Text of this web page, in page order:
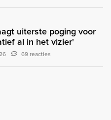
uiterste poging voor
al in het vizier'
69 reacties